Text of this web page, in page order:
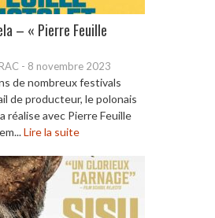
– « Pierre Feuille
- 8 novembre 2023
de nombreux festivals
de producteur, le polonais
réalise avec Pierre Feuille
Lire la suite